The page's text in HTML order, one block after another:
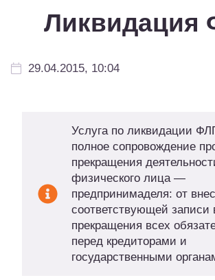
Ликвидация
29.04.2015, 10:04
Услуга по ликвидации
полное сопровождение
прекращения
физического лица —
предпринимаделя: от
соответствующей записи
прекращения всех
перед кредиторами и
государственными